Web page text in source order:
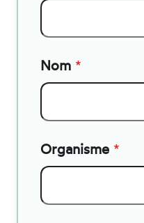
Nom *
Organisme *